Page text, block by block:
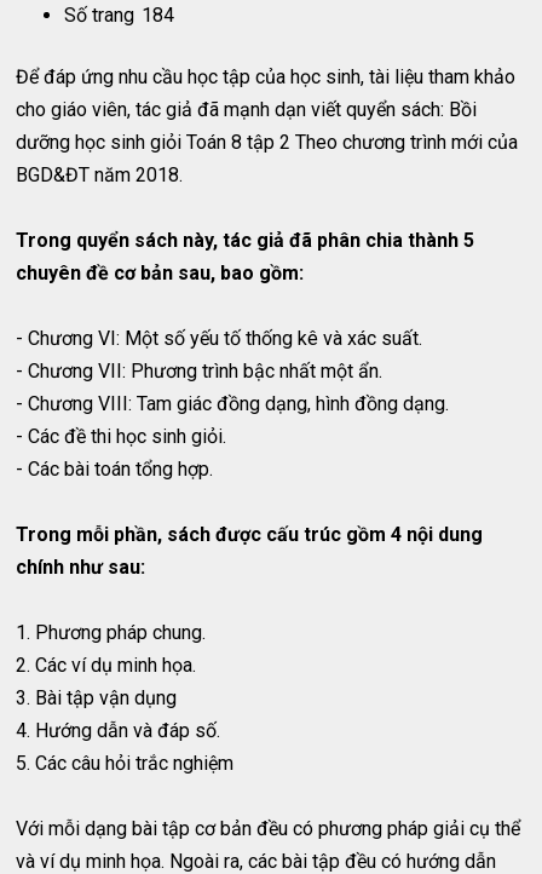
Số trang 184
Để đáp ứng nhu cầu học tập của học sinh, tài liệu tham khảo
cho giáo viên, tác giả đã mạnh dạn viết quyển sách: Bồi
dưỡng học sinh giỏi Toán 8 tập 2 Theo chương trình mới của
BGD&ĐT năm 2018.
Trong quyển sách này, tác giả đã phân chia thành 5
chuyên đề cơ bản sau, bao gồm:
- Chương VI: Một số yếu tố thống kê và xác suất.
- Chương VII: Phương trình bậc nhất một ẩn.
- Chương VIII: Tam giác đồng dạng, hình đồng dạng.
- Các đề thi học sinh giỏi.
- Các bài toán tổng hợp.
Trong mỗi phần, sách được cấu trúc gồm 4 nội dung
chính như sau:
1. Phương pháp chung.
2. Các ví dụ minh họa.
3. Bài tập vận dụng
4. Hướng dẫn và đáp số.
5. Các câu hỏi trắc nghiệm
Với mỗi dạng bài tập cơ bản đều có phương pháp giải cụ thể
và ví dụ minh họa. Ngoài ra, các bài tập đều có hướng dẫn